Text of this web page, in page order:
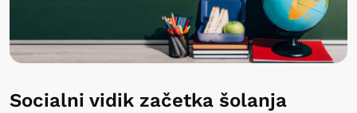
Socialni vidik začetka šolanja